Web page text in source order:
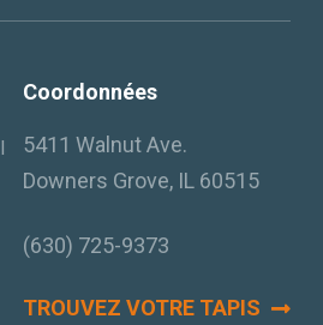
Coordonnées
5411 Walnut Ave.
Downers Grove, IL 60515
(630) 725-9373
TROUVEZ VOTRE TAPIS